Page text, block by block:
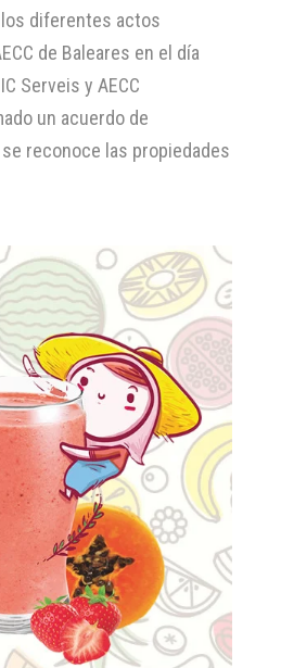
diferentes actos
de Baleares en el día
Serveis y AECC
un acuerdo de
reconoce las propiedades